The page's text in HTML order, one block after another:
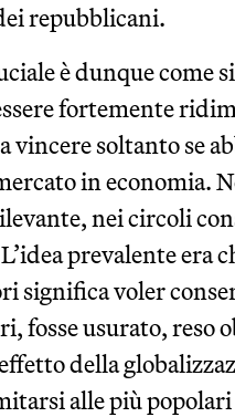
repubblicani.
è dunque come
fortemente
vincere soltanto se
in economia.
nei circoli
prevalente era
significa voler
fosse usurato, reso
della
alle più